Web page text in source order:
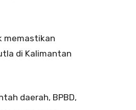
memastikan
di Kalimantan
daerah, BPBD,